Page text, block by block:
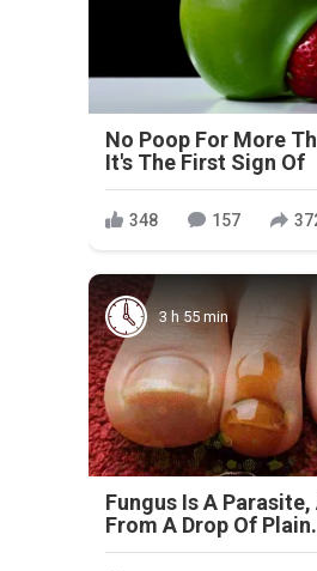
No Poop For More
It's The First Sign Of
348 157
3 h 55 min
Fungus Is A
From A Drop Of